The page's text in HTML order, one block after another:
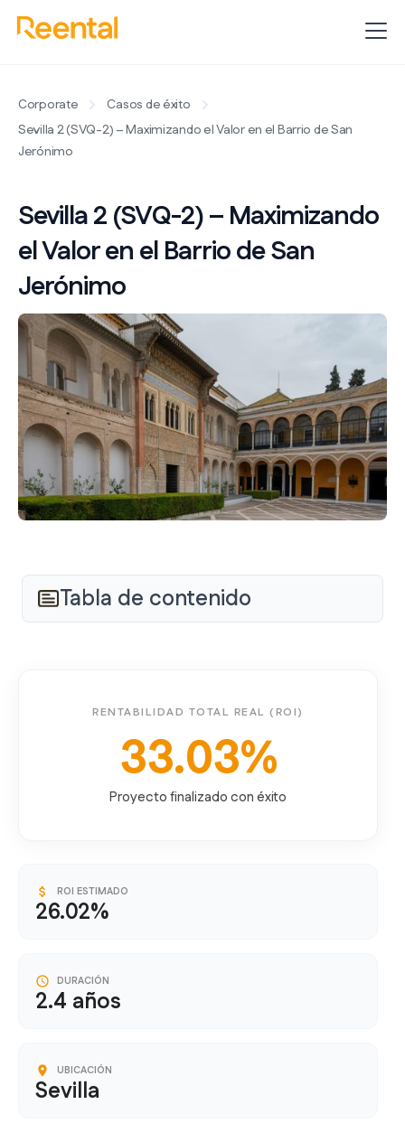
Corporate
Casos de éxito
Sevilla 2 (SVQ-2) – Maximizando el Valor en el Barrio de San
Jerónimo
Sevilla 2 (SVQ-2) – Maximizando
el Valor en el Barrio de San
Jerónimo
Tabla de contenido
RENTABILIDAD TOTAL REAL (ROI)
33.03%
Proyecto finalizado con éxito
ROI ESTIMADO
26.02%
DURACIÓN
2.4 años
UBICACIÓN
Sevilla